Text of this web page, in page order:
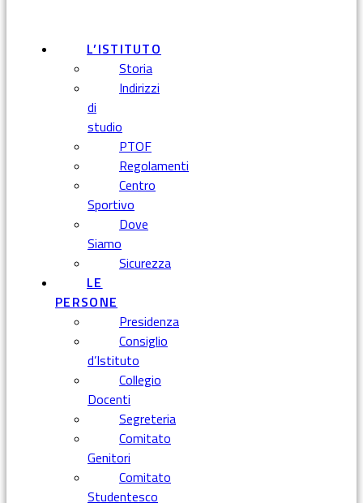
L’ISTITUTO
Storia
Indirizzi
di
studio
PTOF
Regolamenti
Centro
Sportivo
Dove
Siamo
Sicurezza
LE
PERSONE
Presidenza
Consiglio
d’Istituto
Collegio
Docenti
Segreteria
Comitato
Genitori
Comitato
Studentesco